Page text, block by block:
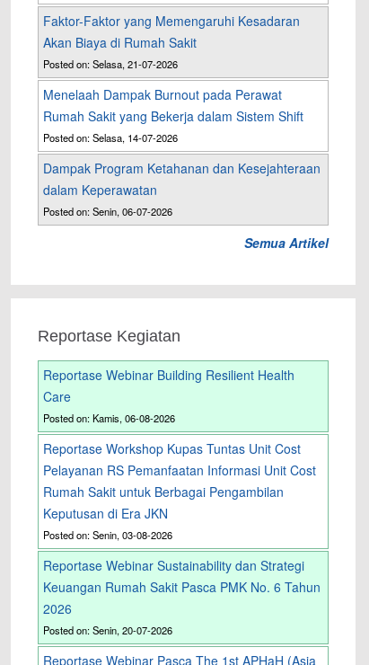
Faktor-Faktor yang Memengaruhi Kesadaran
Akan Biaya di Rumah Sakit
Posted on: Selasa, 21-07-2026
Menelaah Dampak Burnout pada Perawat
Rumah Sakit yang Bekerja dalam Sistem Shift
Posted on: Selasa, 14-07-2026
Dampak Program Ketahanan dan Kesejahteraan
dalam Keperawatan
Posted on: Senin, 06-07-2026
Semua Artikel
Reportase Kegiatan
Reportase Webinar Building Resilient Health
Care
Posted on: Kamis, 06-08-2026
Reportase Workshop Kupas Tuntas Unit Cost
Pelayanan RS Pemanfaatan Informasi Unit Cost
Rumah Sakit untuk Berbagai Pengambilan
Keputusan di Era JKN
Posted on: Senin, 03-08-2026
Reportase Webinar Sustainability dan Strategi
Keuangan Rumah Sakit Pasca PMK No. 6 Tahun
2026
Posted on: Senin, 20-07-2026
Reportase Webinar Pasca The 1st APHaH (Asia